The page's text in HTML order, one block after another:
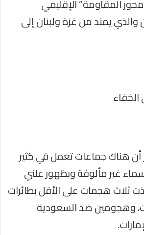
المقاومة” الإقليمي
والذي يمتد من غزة ولبنان إلى
هناك جماعات تعمل في كثير
غير مألوفة وبظهور علني
ثلاث هجمات على الأقل بطائرات
وهجومين ضد السعودية